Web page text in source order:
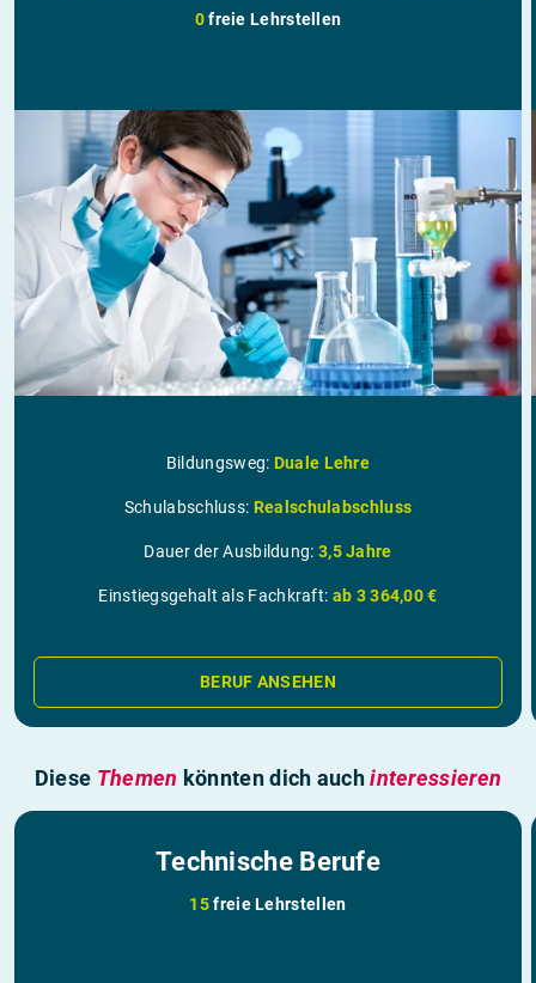
0freie Lehrstellen
Bildungsweg: Duale Lehre
Schulabschluss: Realschulabschluss
Dauer der Ausbildung: 3,5 Jahre
Einstiegsgehalt als Fachkraft: ab 3 364,00 €
BERUF ANSEHEN
Diese Themen könnten dich auchinteressieren
Technische Berufe
15freie Lehrstellen